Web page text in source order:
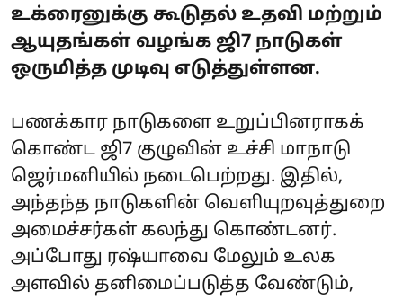
உக்ரைனுக்கு கூடுதல் உதவி மற்றும்
ஆயுதங்கள் வழங்க ஜி7 நாடுகள்
ஒருமித்த முடிவு எடுத்துள்ளன.
பணக்கார நாடுகளை உறுப்பினராகக்
கொண்ட ஜி7 குழுவின் உச்சி மாநாடு
ஜெர்மனியில் நடைபெற்றது. இதில்,
அந்தந்த நாடுகளின் வெளியுறவுத்துறை
அமைச்சர்கள் கலந்து கொண்டனர்.
அப்போது ரஷ்யாவை மேலும் உலக
அளவில் தனிமைப்படுத்த வேண்டும்,